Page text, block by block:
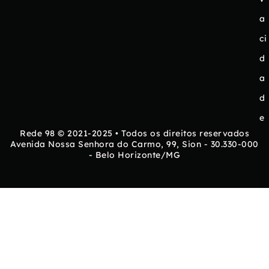
a
ci
d
a
d
e
Rede 98 © 2021-2025 • Todos os direitos reservados
Avenida Nossa Senhora do Carmo, 99, Sion - 30.330-000
- Belo Horizonte/MG